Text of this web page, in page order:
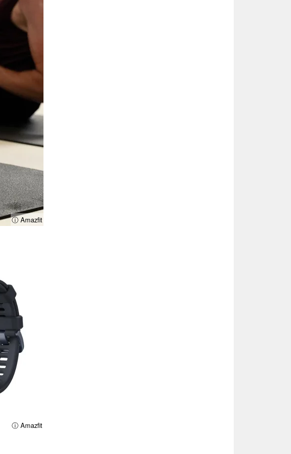
ⓘ Amazfit
ⓘ Amazfit